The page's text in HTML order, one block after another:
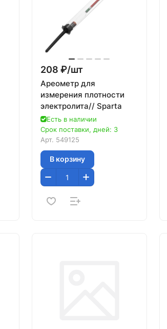
208 ₽/шт
Ареометр для
измерения плотности
электролита// Sparta
Есть в наличии
Срок поставки, дней: 3
Арт. 549125
В корзину